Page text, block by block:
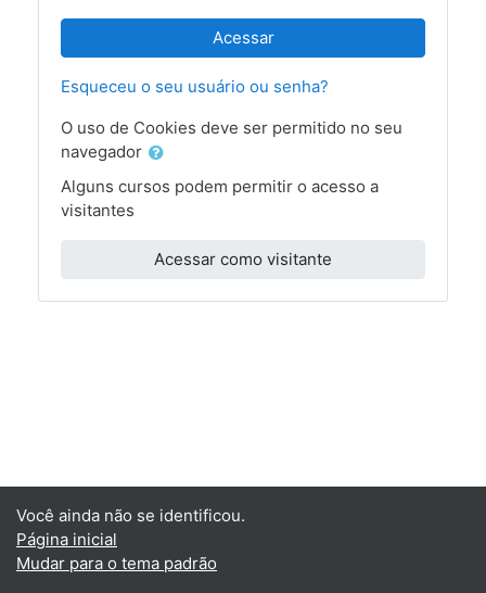
Acessar
Esqueceu o seu usuário ou senha?
O uso de Cookies deve ser permitido no seu
navegador
Alguns cursos podem permitir o acesso a
visitantes
Acessar como visitante
Você ainda não se identificou.
Página inicial
Mudar para o tema padrão